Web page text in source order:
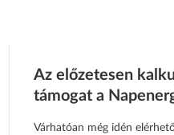
Az előzetesen
támogat a
Várhatóan még idén